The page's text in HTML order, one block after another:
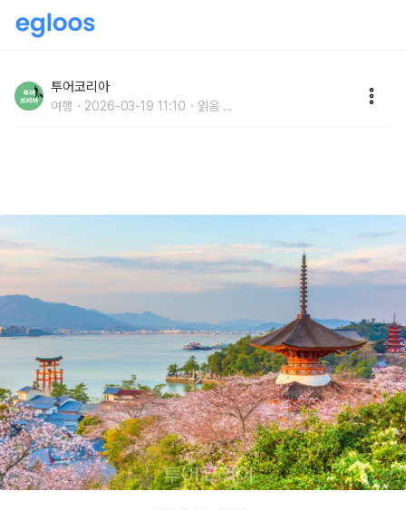
두고 여행업계 할인 경쟁
투어코리아
여행 2026-03-19 11:10 읽음 ...